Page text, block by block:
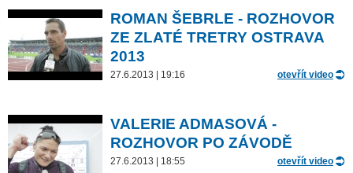
ROMAN ŠEBRLE - ROZHOVOR
ZE ZLATÉ TRETRY OSTRAVA
2013
27.6.2013 | 19:16 otevřít video
VALERIE ADMASOVÁ -
ROZHOVOR PO ZÁVODĚ
27.6.2013 | 18:55 otevřít video